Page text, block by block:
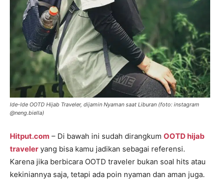
Ide-Ide OOTD Hijab Traveler, dijamin Nyaman saat Liburan (foto: instagram
@neng.biella)
Hitput.com – Di bawah ini sudah dirangkum OOTD hijab
traveler yang bisa kamu jadikan sebagai referensi.
Karena jika berbicara OOTD traveler bukan soal hits atau
kekiniannya saja, tetapi ada poin nyaman dan aman juga.